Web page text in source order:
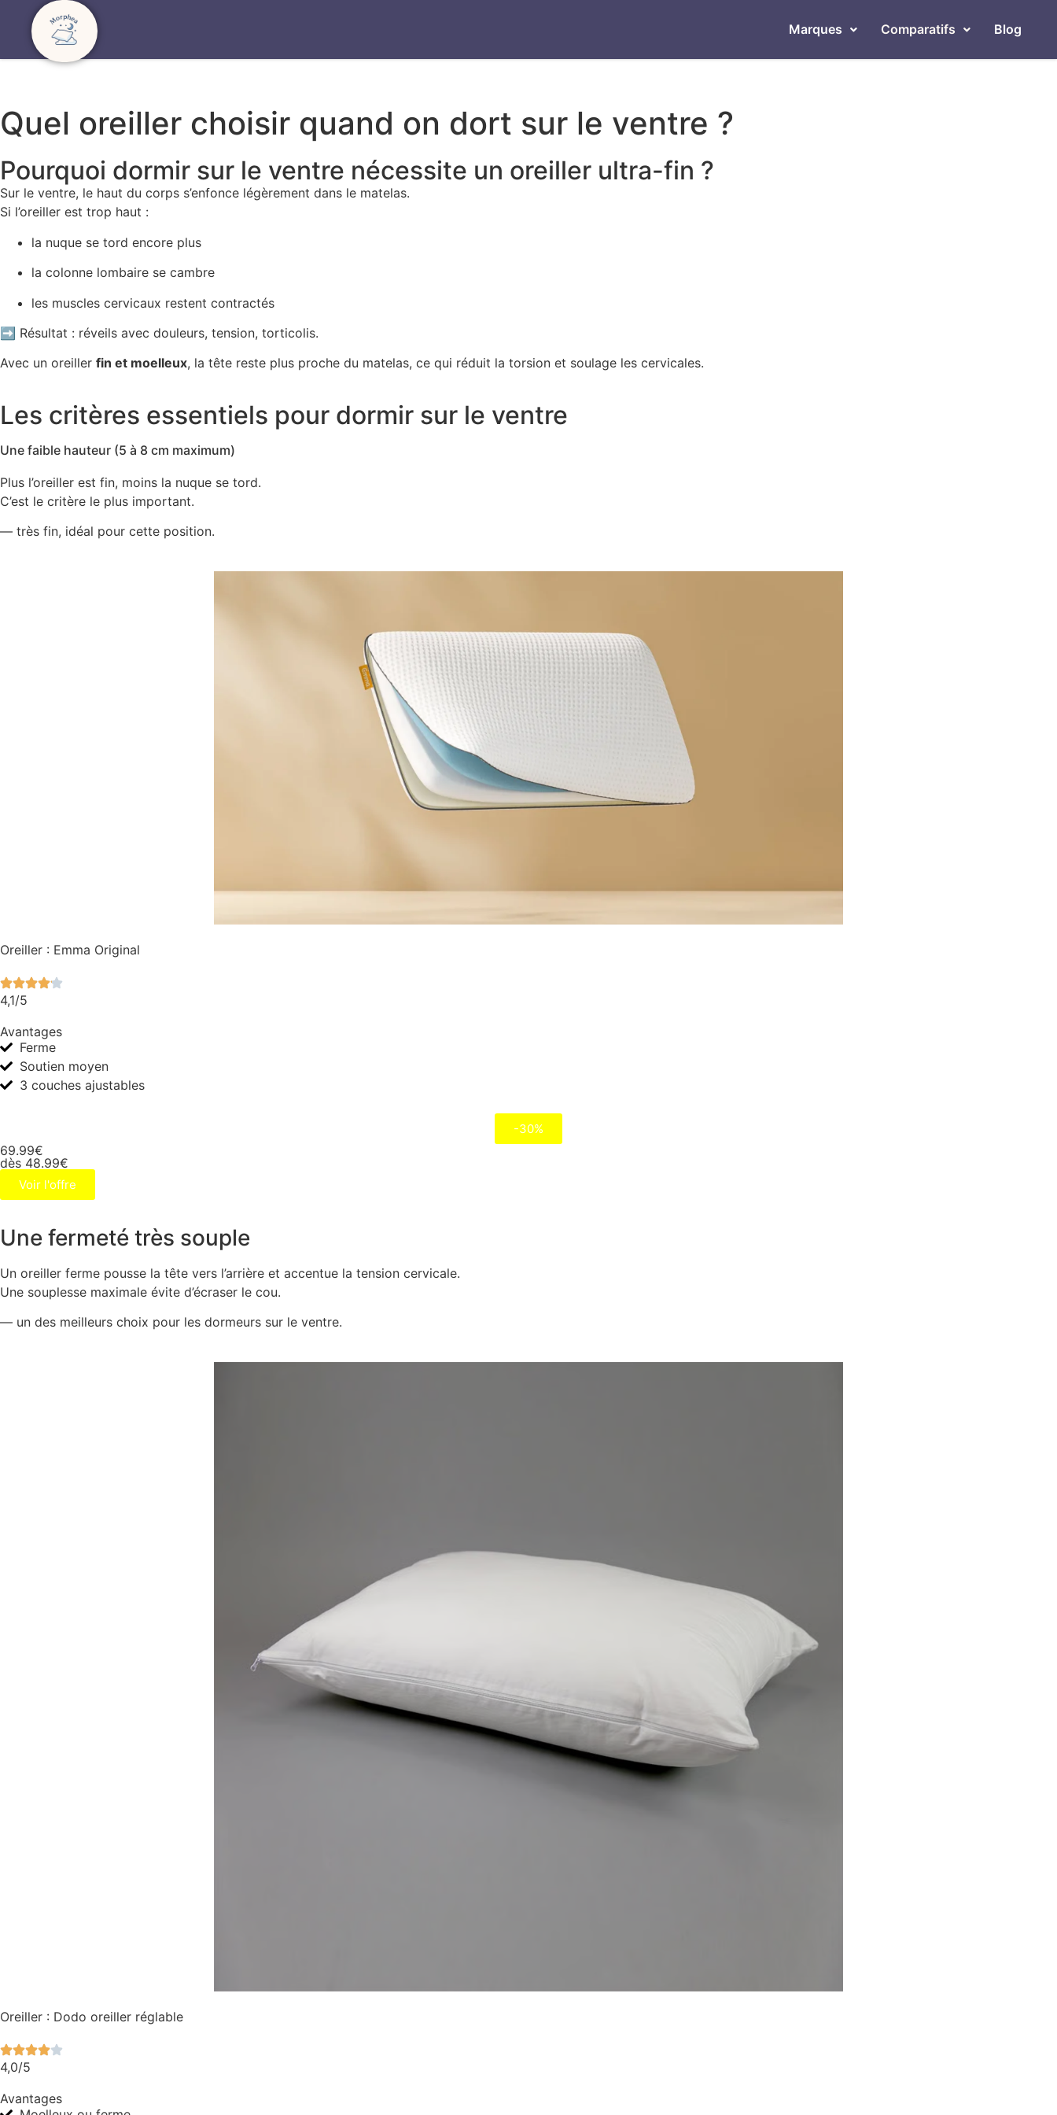
Marques Comparatifs Blog
Quel oreiller choisir quand on dort sur le ventre ?
Pourquoi dormir sur le ventre nécessite un oreiller ultra-fin ?
Sur le ventre, le haut du corps s’enfonce légèrement dans le matelas.
Si l’oreiller est trop haut :
la nuque se tord encore plus
la colonne lombaire se cambre
les muscles cervicaux restent contractés
➡ Résultat : réveils avec douleurs, tension, torticolis.
Avec un oreiller fin et moelleux, la tête reste plus proche du matelas, ce qui réduit la torsion et soulage les cervicales.
Les critères essentiels pour dormir sur le ventre
Une faible hauteur (5 à 8 cm maximum)
Plus l’oreiller est fin, moins la nuque se tord.
C’est le critère le plus important.
— très fin, idéal pour cette position.
Oreiller : Emma Original
4,1/5
Avantages
Ferme
Soutien moyen
3 couches ajustables
-30%
69.99€
dès 48.99€
Voir l'offre
Une fermeté très souple
Un oreiller ferme pousse la tête vers l’arrière et accentue la tension cervicale.
Une souplesse maximale évite d’écraser le cou.
— un des meilleurs choix pour les dormeurs sur le ventre.
Oreiller : Dodo oreiller réglable
4,0/5
Avantages